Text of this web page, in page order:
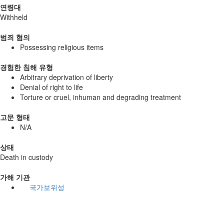
연령대
Withheld
범죄 혐의
Possessing religious items
경험한 침해 유형
Arbitrary deprivation of liberty
Denial of right to life
Torture or cruel, inhuman and degrading treatment
고문 형태
N/A
상태
Death in custody
가해 기관
국가보위성